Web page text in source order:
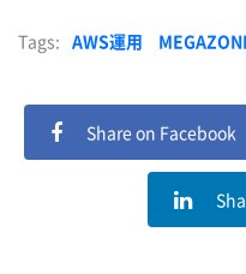
Tags: AWS運用
Share on Facebook